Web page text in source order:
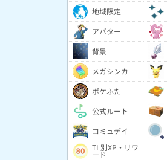
地域限定
アバター
背景
メガシンカ
ポケふた
公式ルート
コミュデイ
TL別XP・リワ
ード